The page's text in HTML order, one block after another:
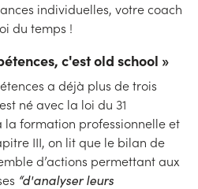
individuelles, votre coach
du temps !
c'est old school »
a déjà plus de trois
né avec la loi du 31
la formation professionnelle et
III, on lit que le bilan de
d’actions permettant aux
“d'analyser leurs